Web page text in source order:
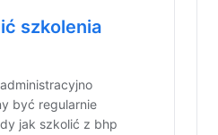
szkolenia
być regularnie
jak szkolić z bhp